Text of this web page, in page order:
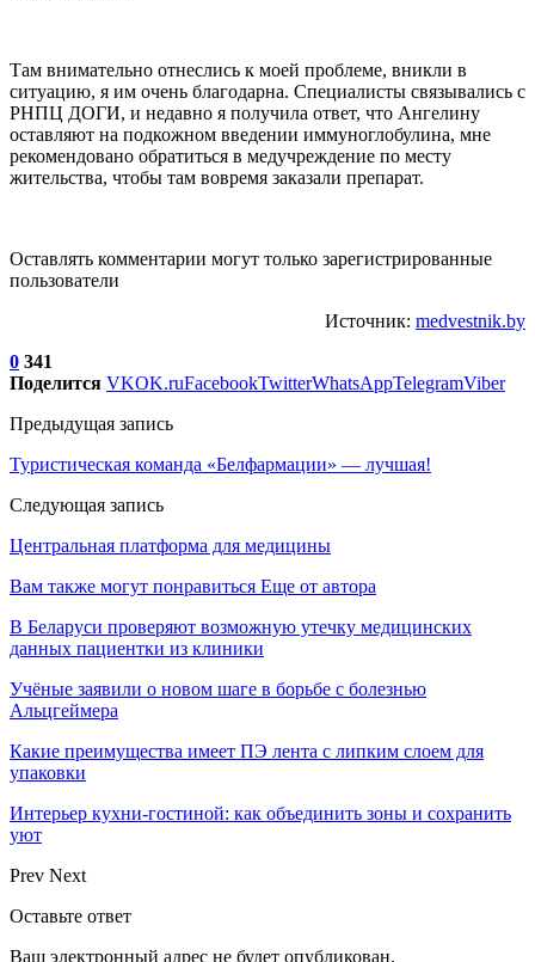
Там внимательно отнеслись к моей проблеме, вникли в
ситуацию, я им очень благодарна. Специалисты связывались с
РНПЦ ДОГИ, и недавно я получила ответ, что Ангелину
оставляют на подкожном введении иммуноглобулина, мне
рекомендовано обратиться в медучреждение по месту
жительства, чтобы там вовремя заказали препарат.
Оставлять комментарии могут только зарегистрированные
пользователи
Источник: medvestnik.by
0 341
Поделится VKOK.ruFacebookTwitterWhatsAppTelegramViber
Предыдущая запись
Туристическая команда «Белфармации» — лучшая!
Следующая запись
Центральная платформа для медицины
Вам также могут понравиться Еще от автора
В Беларуси проверяют возможную утечку медицинских
данных пациентки из клиники
Учёные заявили о новом шаге в борьбе с болезнью
Альцгеймера
Какие преимущества имеет ПЭ лента с липким слоем для
упаковки
Интерьер кухни-гостиной: как объединить зоны и сохранить
уют
Prev Next
Оставьте ответ
Ваш электронный адрес не будет опубликован.